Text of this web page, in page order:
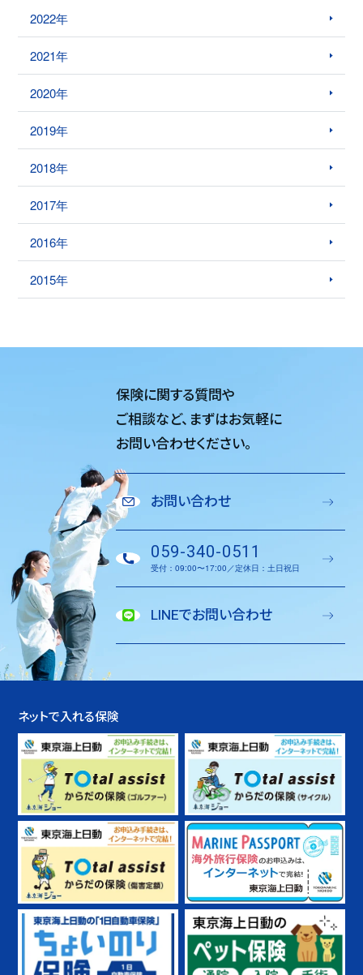
2022年
2021年
2020年
2019年
2018年
2017年
2016年
2015年
保険に関する質問や
ご相談など、 まずはお気軽に
お問い合わせください。
お問い合わせ
059-340-0511
受付：09:00〜17:00／定休日：土日祝日
LINEでお問い合わせ
ネットで入れる保険